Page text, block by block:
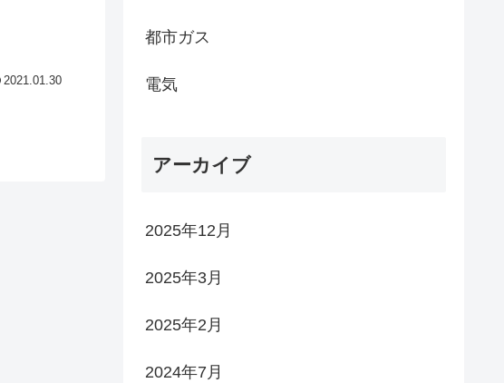
2021.01.30
都市ガス
電気
アーカイブ
2025年12月
2025年3月
2025年2月
2024年7月